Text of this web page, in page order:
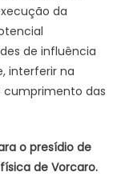
da
de influência
interferir na
cumprimento das
o presídio de
de Vorcaro.